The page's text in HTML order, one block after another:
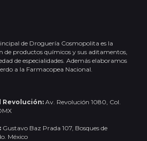
de Droguería Cosmopolita es la
productos químicos y sus aditamentos,
de especialidades. Además elaboramos
a la Farmacopea Nacional.
Revolución: Av. Revolución 1080, Col.
Gustavo Baz Prada 107, Bosques de
México